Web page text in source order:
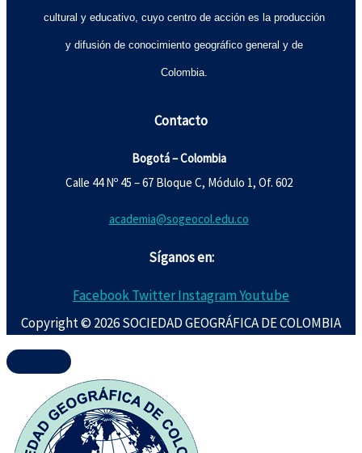
cultural y educativo, cuyo centro de acción es la producción
y difusión de conocimiento geográfico general y de
Colombia.
Contacto
Bogotá – Colombia
Calle 44 Nº 45 – 67 Bloque C, Módulo 1, Of. 602
academia@sogeocol.edu.co
Síganos en:
FacebookTwitterInstagramYoutube
Copyright © 2026 SOCIEDAD GEOGRÁFICA DE COLOMBIA